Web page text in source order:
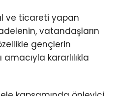
ve ticareti yapan
vatandaşların
gençlerin
kararlılıkla